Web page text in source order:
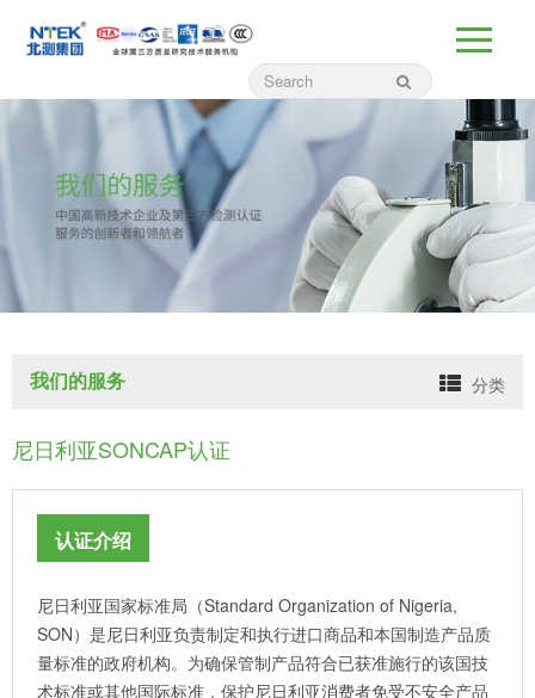
我们的服务 分类
尼日利亚SONCAP认证
认证介绍
尼日利亚国家标准局（Standard Organization of Nigeria,
SON）是尼日利亚负责制定和执行进口商品和本国制造产品质
量标准的政府机构。为确保管制产品符合已获准施行的该国技
术标准或其他国际标准，保护尼日利亚消费者免受不安全产品